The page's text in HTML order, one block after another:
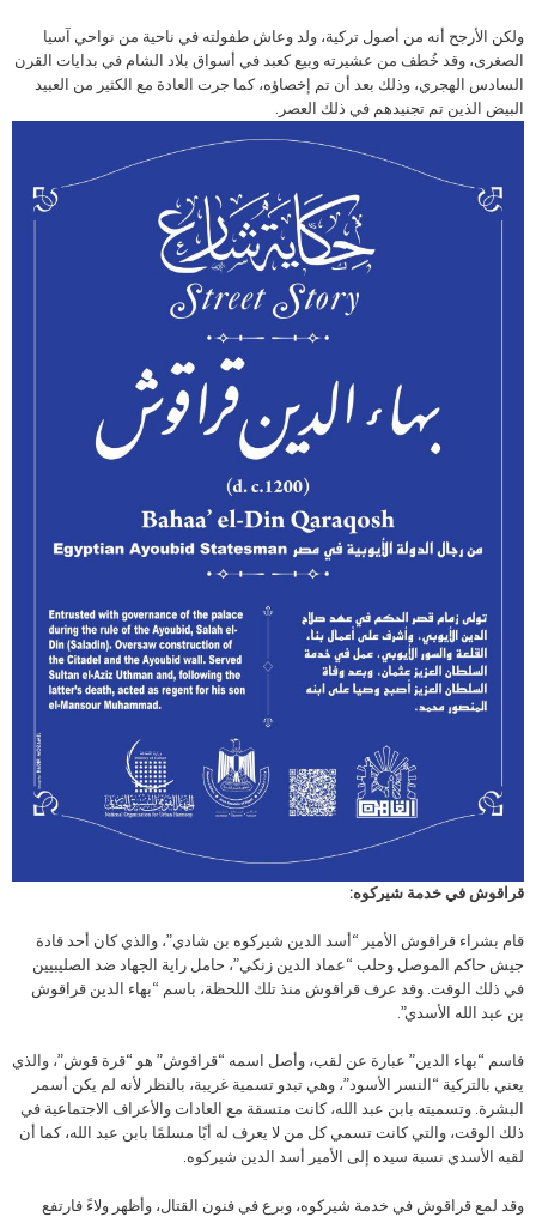
ولكن الأرجح أنه من أصول تركية، ولد وعاش طفولته في ناحية من نواحي آسيا
الصغرى، وقد خُطف من عشيرته وبيع كعبد في أسواق بلاد الشام في بدايات القرن
السادس الهجري، وذلك بعد أن تم إخصاؤه، كما جرت العادة مع الكثير من العبيد
البيض الذين تم تجنيدهم في ذلك العصر.
قراقوش في خدمة شيركوه:
قام بشراء قراقوش الأمير “أسد الدين شيركوه بن شادي”، والذي كان أحد قادة
جيش حاكم الموصل وحلب “عماد الدين زنكي”، حامل راية الجهاد ضد الصليبيين
في ذلك الوقت. وقد عرف قراقوش منذ تلك اللحظة، باسم “بهاء الدين قراقوش
بن عبد الله الأسدي”.
فاسم “بهاء الدين” عبارة عن لقب، وأصل اسمه “قراقوش” هو “قرة قوش”، والذي
يعني بالتركية “النسر الأسود”، وهي تبدو تسمية غريبة، بالنظر لأنه لم يكن أسمر
البشرة. وتسميته بابن عبد الله، كانت متسقة مع العادات والأعراف الاجتماعية في
ذلك الوقت، والتي كانت تسمي كل من لا يعرف له أبًا مسلمًا بابن عبد الله، كما أن
لقبه الأسدي نسبة سيده إلى الأمير أسد الدين شيركوه.
وقد لمع قراقوش في خدمة شيركوه، وبرع في فنون القتال، وأظهر ولاءً فارتفع